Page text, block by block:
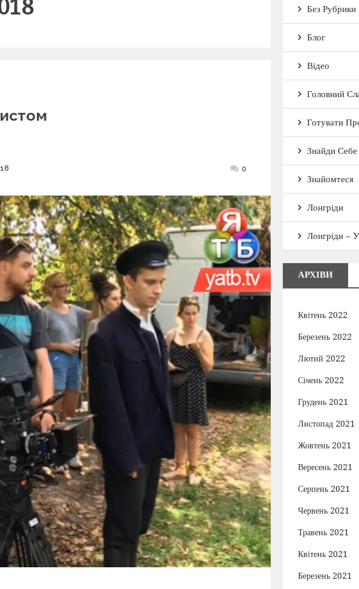
0
Без Рубрики
Блог
Відео
Головний
Готувати
Знайди Себе
Знайомтеся
Лонгріди
Лонгріди –
АРХІВИ
Квітень 2022
Березень 2022
Лютий 2022
Січень 2022
Грудень 2021
Листопад 2021
Жовтень 2021
Вересень 2021
Серпень 2021
Червень 2021
Травень 2021
Квітень 2021
Березень 2021